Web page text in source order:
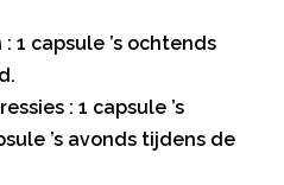
1 capsule ’s ochtends
: 1 capsule ’s
’s avonds tijdens de